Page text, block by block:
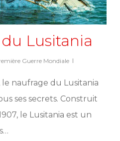
Lusitania
Guerre Mondiale
le naufrage du Lusitania
ses secrets. Construit
le Lusitania est un